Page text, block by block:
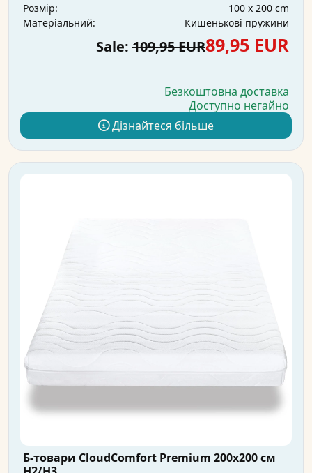
Розмір:
100 x 200 cm
Матеріальний:
Кишенькові пружини
Sale: 109,95 EUR89,95 EUR
Безкоштовна доставка
Доступно негайно
Дізнайтеся більше
Б-товари CloudComfort Premium 200x200 см